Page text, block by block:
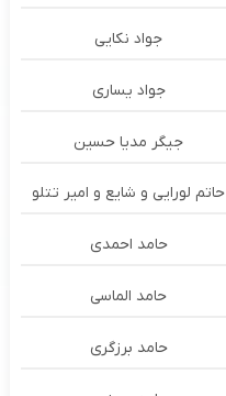
جواد نکایی
جواد یساری
جیگر مدیا حسین
حاتم لورایی و شایع و امیر تتلو
حامد احمدی
حامد الماسی
حامد برزگری